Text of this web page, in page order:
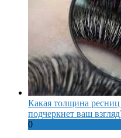
Какая толщина
подчеркнет ваш
0